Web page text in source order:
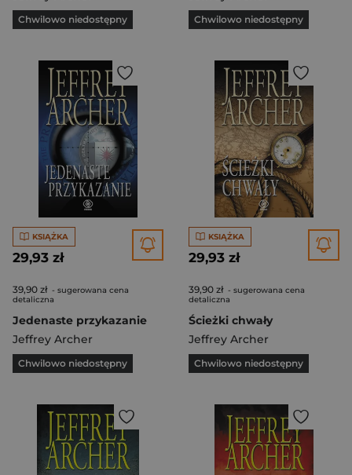
Chwilowo niedostępny Chwilowo niedostępny
KSIĄŻKA
29,93 zł
39,90 zł - sugerowana cena
detaliczna
Jedenaste przykazanie
Jeffrey Archer
Chwilowo niedostępny
KSIĄŻKA
29,93 zł
39,90 zł - sugerowana cena
detaliczna
Ścieżki chwały
Jeffrey Archer
Chwilowo niedostępny